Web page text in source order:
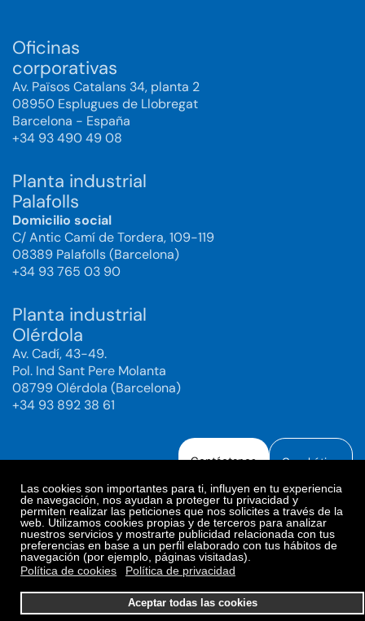
Las cookies son importantes para ti, influyen en tu experiencia
de navegación, nos ayudan a proteger tu privacidad y
permiten realizar las peticiones que nos solicites a través de la
web. Utilizamos cookies propias y de terceros para analizar
nuestros servicios y mostrarte publicidad relacionada con tus
preferencias en base a un perfil elaborado con tus hábitos de
navegación (por ejemplo, páginas visitadas).
Política de cookies
Política de privacidad
Aceptar todas las cookies
Oficinas
corporativas
Av. Països Catalans 34, planta 2
08950 Esplugues de Llobregat
Barcelona - España
+34 93 490 49 08
Planta industrial
Palafolls
Domicilio social
C/ Antic Camí de Tordera, 109-119
08389 Palafolls (Barcelona)
+34 93 765 03 90
Planta industrial
Olérdola
Av. Cadí, 43-49.
Pol. Ind Sant Pere Molanta
08799 Olérdola (Barcelona)
+34 93 892 38 61
Contáctanos Canal ético
Aviso legal
Política de Privacidad
Política de Redes Sociales
Política de cookies
Preferencias de cookies
© 2025. Bioiberica S.A.U. Todos los derechos reservados.